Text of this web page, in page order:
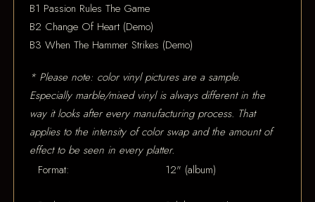
B1 Passion Rules The Game
B2 Change Of Heart (Demo)
B3 When The Hammer Strikes (Demo)
* Please note: color vinyl pictures are a sample.
Especially marble/mixed vinyl is always different in the
way it looks after every manufacturing process. That
applies to the intensity of color swap and the amount of
effect to be seen in every platter.
Format:
12" (album)